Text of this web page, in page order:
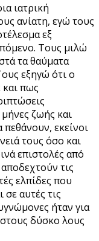
ιατρική
ανίατη, εγώ τους
εξ
Τους μιλώ
τα θαύματα
εξηγώ ότι ο
πως
ζωής και
πεθάνουν, εκείνοι
τους όσο και
επιστολές από
τις
ελπίδες που
σε αυτές τις
ήταν για
δύσκο λους